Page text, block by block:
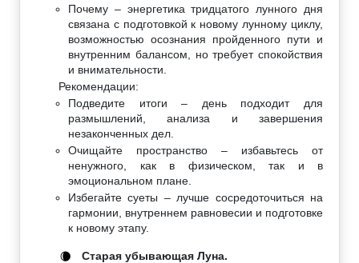
Почему – энергетика тридцатого лунного дня
связана с подготовкой к новому лунному циклу,
возможностью осознания пройденного пути и
внутренним балансом, но требует спокойствия
и внимательности.
Рекомендации:
Подведите итоги – день подходит для
размышлений, анализа и завершения
незаконченных дел.
Очищайте пространство – избавьтесь от
ненужного, как в физическом, так и в
эмоциональном плане.
Избегайте суеты – лучше сосредоточиться на
гармонии, внутреннем равновесии и подготовке
к новому этапу.
🌘 Старая убывающая Луна.